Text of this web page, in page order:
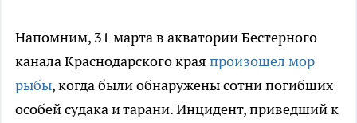
Напомним, 31 марта в акватории Бестерного
канала Краснодарского края произошел мор
рыбы, когда были обнаружены сотни погибших
особей судака и тарани. Инцидент, приведший к